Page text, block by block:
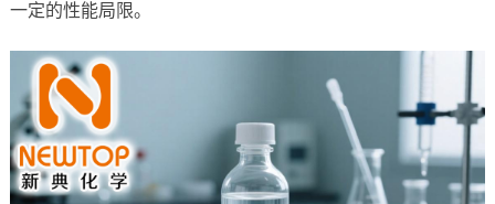
一定的性能局限。